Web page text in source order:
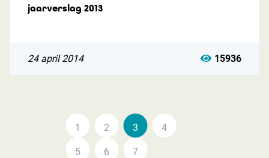
jaarverslag 2013
24 april 2014 15936
1 2 3 4
5 6 7